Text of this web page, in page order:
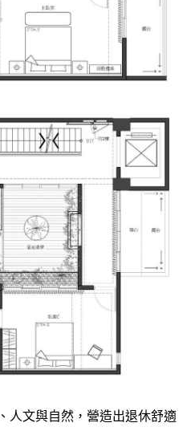
人文與自然，營造出退休舒適